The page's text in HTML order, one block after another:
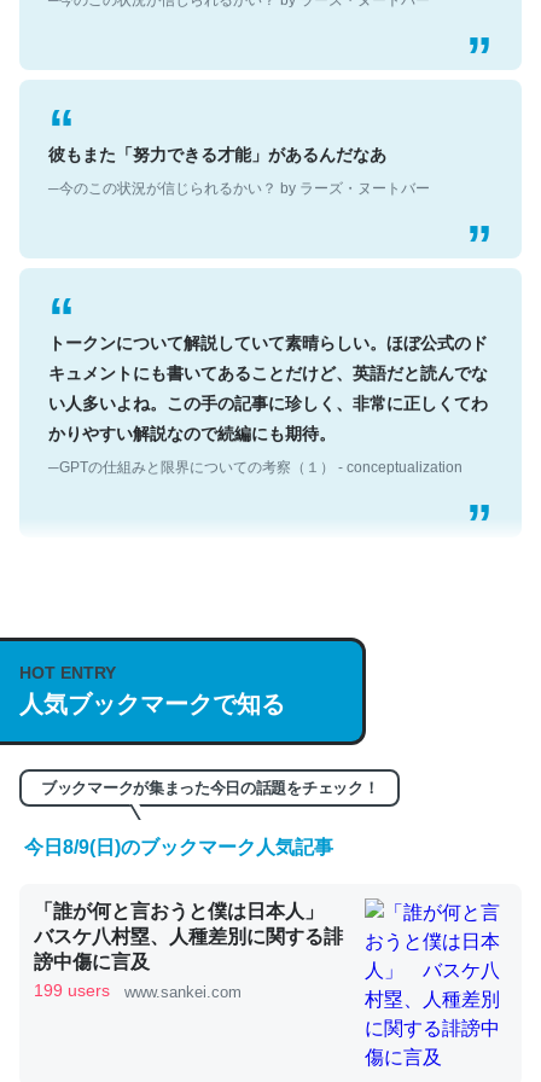
彼もまた「努力できる才能」があるんだなあ
─今のこの状況が信じられるかい？ by ラーズ・ヌートバー
トークンについて解説していて素晴らしい。ほぼ公式のド
キュメントにも書いてあることだけど、英語だと読んでな
い人多いよね。この手の記事に珍しく、非常に正しくてわ
かりやすい解説なので続編にも期待。
─GPTの仕組みと限界についての考察（１） - conceptualization
説してる記事が少ないので貴重な良記事。/続編来た
https://isobe324649.hatenablog.com/entry/2023/03/27
/064121
─GPTの仕組みと限界についての考察（１） - conceptualization
くらい。小説でいう「ずっと前の伏線」は回収されないけ
ど、短期記憶というには多い分量。進化すればするほど分
かりやすく強くなりそう
─GPTの仕組みと限界についての考察（１） - conceptualization
HOT ENTRY
人気ブックマークで知る
ブックマークが集まった今日の話題をチェック！
今日8/9(日)のブックマーク人気記事
「誰が何と言おうと僕は日本人」
バスケ八村塁、人種差別に関する誹
謗中傷に言及
199 users www.sankei.com